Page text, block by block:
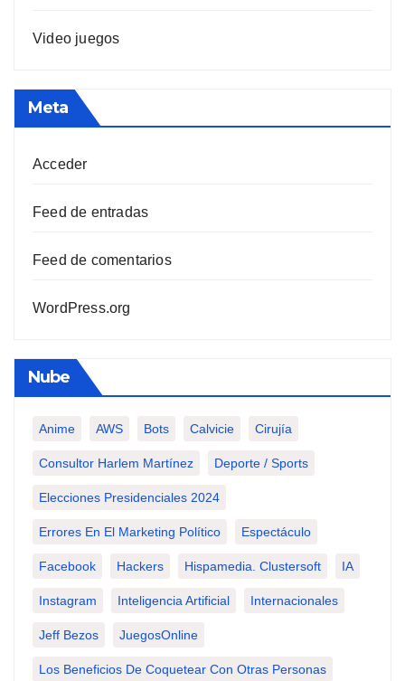
Video juegos
Meta
Acceder
Feed de entradas
Feed de comentarios
WordPress.org
Nube
Anime AWS Bots Calvicie Cirujía
Consultor Harlem Martínez Deporte / Sports
Elecciones Presidenciales 2024
Errores En El Marketing Político Espectáculo
Facebook Hackers Hispamedia. Clustersoft IA
Instagram Inteligencia Artificial Internacionales
Jeff Bezos JuegosOnline
Los Beneficios De Coquetear Con Otras Personas